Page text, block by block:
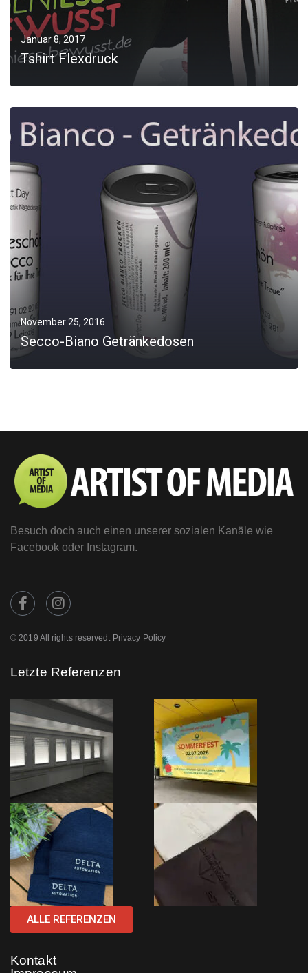
Januar 8, 2017
Tshirt Flexdruck
November 25, 2016
Secco-Biano Getränkedosen
Besuch doch auch einen unserer sozialen Kanäle wie
Facebook oder Instagram.
© 2019 All rights reserved. Privacy Policy
Letzte Referenzen
ALLE REFERENZEN
Kontakt